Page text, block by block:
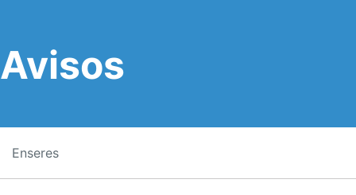
Avisos
Enseres